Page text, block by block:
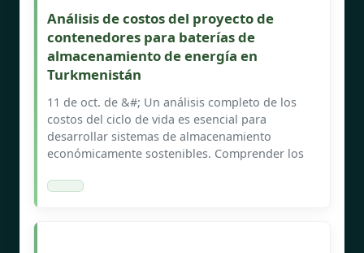
Análisis de costos del proyecto de
contenedores para baterías de
almacenamiento de energía en
Turkmenistán
11 de oct. de &#; Un análisis completo de los
costos del ciclo de vida es esencial para
desarrollar sistemas de almacenamiento
económicamente sostenibles. Comprender los